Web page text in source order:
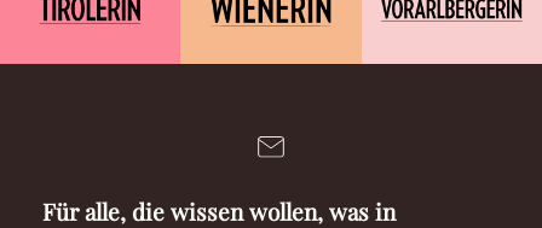
Für alle, die wissen wollen, was in